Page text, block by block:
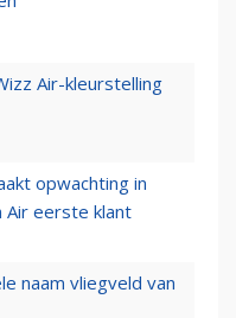
Air-kleurstelling
opwachting in
Air eerste klant
naam vliegveld van